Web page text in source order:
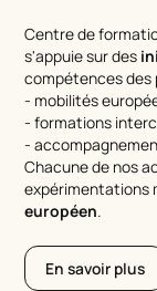
Centre de
s'appuie sur des
compétences des
- mobilités
- formations
-
Chacune de nos
expérimentations
européen.
En savoir plus